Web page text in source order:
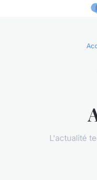
L'actualité